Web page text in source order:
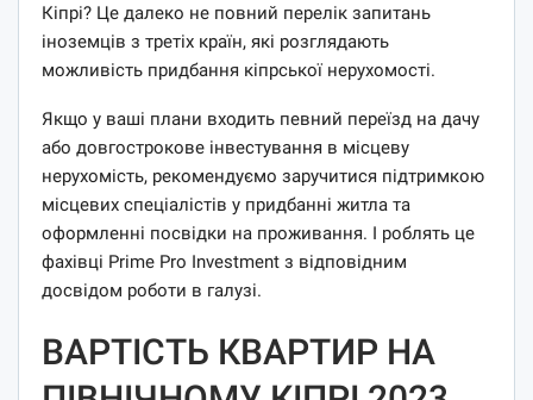
Кіпрі? Це далеко не повний перелік запитань
іноземців з третіх країн, які розглядають
можливість придбання кіпрської нерухомості.
Якщо у ваші плани входить певний переїзд на дачу
або довгострокове інвестування в місцеву
нерухомість, рекомендуємо заручитися підтримкою
місцевих спеціалістів у придбанні житла та
оформленні посвідки на проживання. І роблять це
фахівці Prime Pro Investment з відповідним
досвідом роботи в галузі.
ВАРТІСТЬ КВАРТИР НА